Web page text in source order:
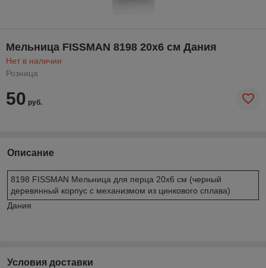
Мельница FISSMAN 8198 20x6 см Дания
Нет в наличии
Розница
50 руб.
Описание
8198 FISSMAN Мельница для перца 20x6 см (черный
деревянный корпус с механизмом из цинкового сплава)
Дания
Условия доставки